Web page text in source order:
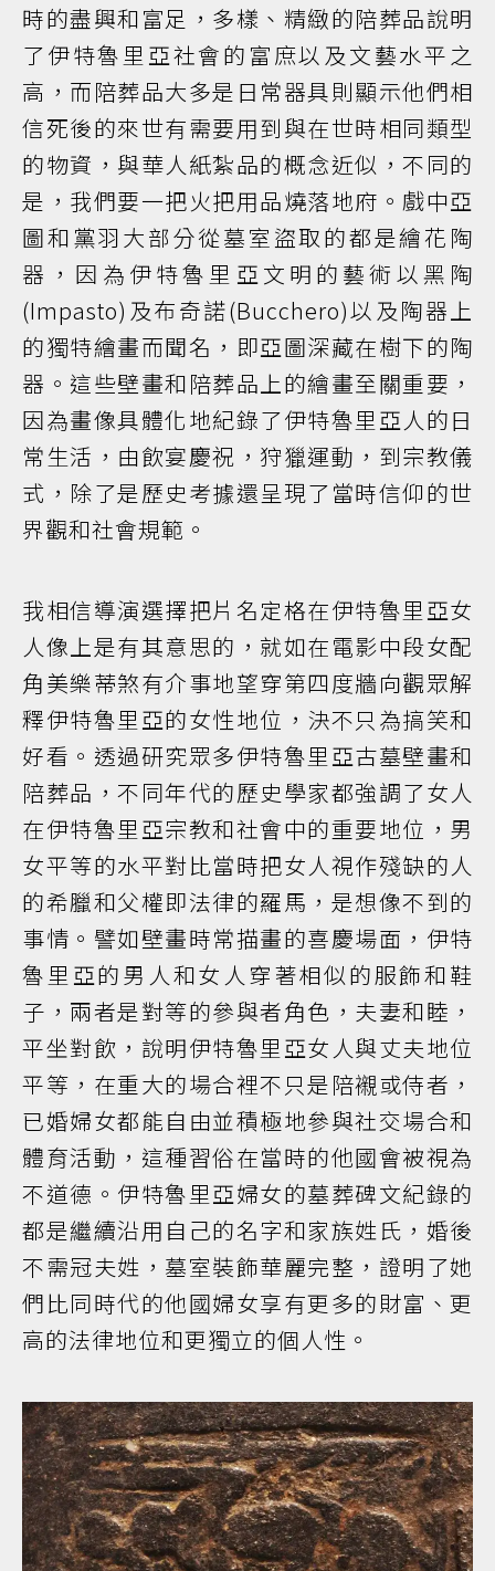
時的盡興和富足，多樣、精緻的陪葬品說明
了伊特魯里亞社會的富庶以及文藝水平之
高，而陪葬品大多是日常器具則顯示他們相
信死後的來世有需要用到與在世時相同類型
的物資，與華人紙紮品的概念近似，不同的
是，我們要一把火把用品燒落地府。戲中亞
圖和黨羽大部分從墓室盜取的都是繪花陶
器，因為伊特魯里亞文明的藝術以黑陶
(Impasto)及布奇諾(Bucchero)以及陶器上
的獨特繪畫而聞名，即亞圖深藏在樹下的陶
器。這些壁畫和陪葬品上的繪畫至關重要，
因為畫像具體化地紀錄了伊特魯里亞人的日
常生活，由飲宴慶祝，狩獵運動，到宗教儀
式，除了是歷史考據還呈現了當時信仰的世
界觀和社會規範。
我相信導演選擇把片名定格在伊特魯里亞女
人像上是有其意思的，就如在電影中段女配
角美樂蒂煞有介事地望穿第四度牆向觀眾解
釋伊特魯里亞的女性地位，決不只為搞笑和
好看。透過研究眾多伊特魯里亞古墓壁畫和
陪葬品，不同年代的歷史學家都強調了女人
在伊特魯里亞宗教和社會中的重要地位，男
女平等的水平對比當時把女人視作殘缺的人
的希臘和父權即法律的羅馬，是想像不到的
事情。譬如壁畫時常描畫的喜慶場面，伊特
魯里亞的男人和女人穿著相似的服飾和鞋
子，兩者是對等的參與者角色，夫妻和睦，
平坐對飲，說明伊特魯里亞女人與丈夫地位
平等，在重大的場合裡不只是陪襯或侍者，
已婚婦女都能自由並積極地參與社交場合和
體育活動，這種習俗在當時的他國會被視為
不道德。伊特魯里亞婦女的墓葬碑文紀錄的
都是繼續沿用自己的名字和家族姓氏，婚後
不需冠夫姓，墓室裝飾華麗完整，證明了她
們比同時代的他國婦女享有更多的財富、更
高的法律地位和更獨立的個人性。